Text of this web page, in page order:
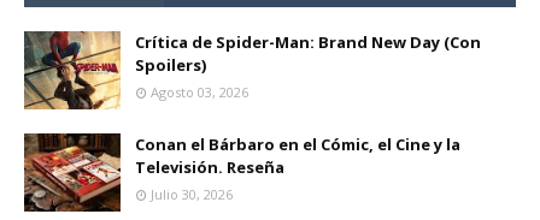
Crítica de Spider-Man: Brand New Day (Con
Spoilers)
Agosto 03, 2026
Conan el Bárbaro en el Cómic, el Cine y la
Televisión. Reseña
Julio 30, 2026